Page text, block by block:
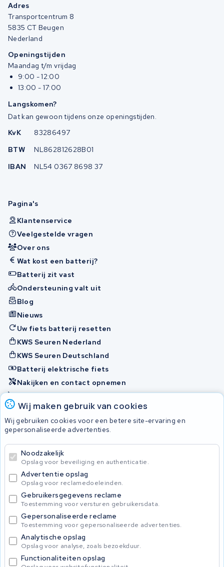
Wij maken gebruik van cookies
Wij gebruiken cookies voor een betere site-ervaring en
gepersonaliseerde advertenties.
Noodzakelijk
Opslag voor beveiliging en authenticatie.
Advertentie opslag
Opslag voor reclamedoeleinden.
Gebruikersgegevens reclame
Toestemming voor versturen gebruikersdata.
Gepersonaliseerde reclame
Toestemming voor gepersonaliseerde advertenties.
Analytische opslag
Opslag voor analyse, zoals bezoekduur.
Functionaliteiten opslag
Adres
Transportcentrum 8
5835 CT Beugen
Nederland
Openingstijden
Maandag t/m vrijdag
9:00 - 12:00
13:00 - 17:00
Langskomen?
Dat kan gewoon tijdens onze openingstijden.
KvK
83286497
BTW
NL862812628B01
IBAN
NL54 0367 8698 37
Pagina's
Klantenservice
Veelgestelde vragen
Over ons
Wat kost een batterij?
Batterij zit vast
Ondersteuning valt uit
Blog
Nieuws
Uw fiets batterij resetten
KWS Seuren Nederland
KWS Seuren Deutschland
Batterij elektrische fiets
Nakijken en contact opnemen
Onherstelbaar
Accu's
© 2026 KWS Seuren
Algemene voorwaarden
Privacy Policy